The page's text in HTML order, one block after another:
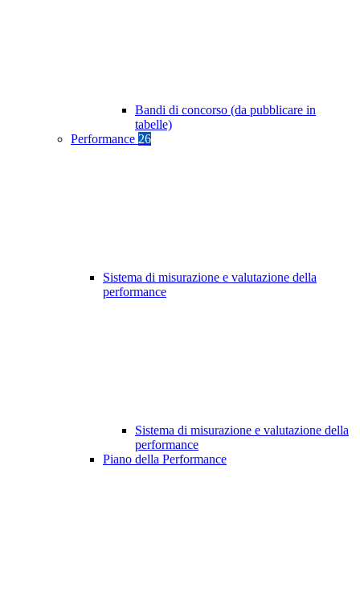
Bandi di concorso (da pubblicare in
tabelle)
Performance 26
Sistema di misurazione e valutazione della
performance
Sistema di misurazione e valutazione della
performance
Piano della Performance